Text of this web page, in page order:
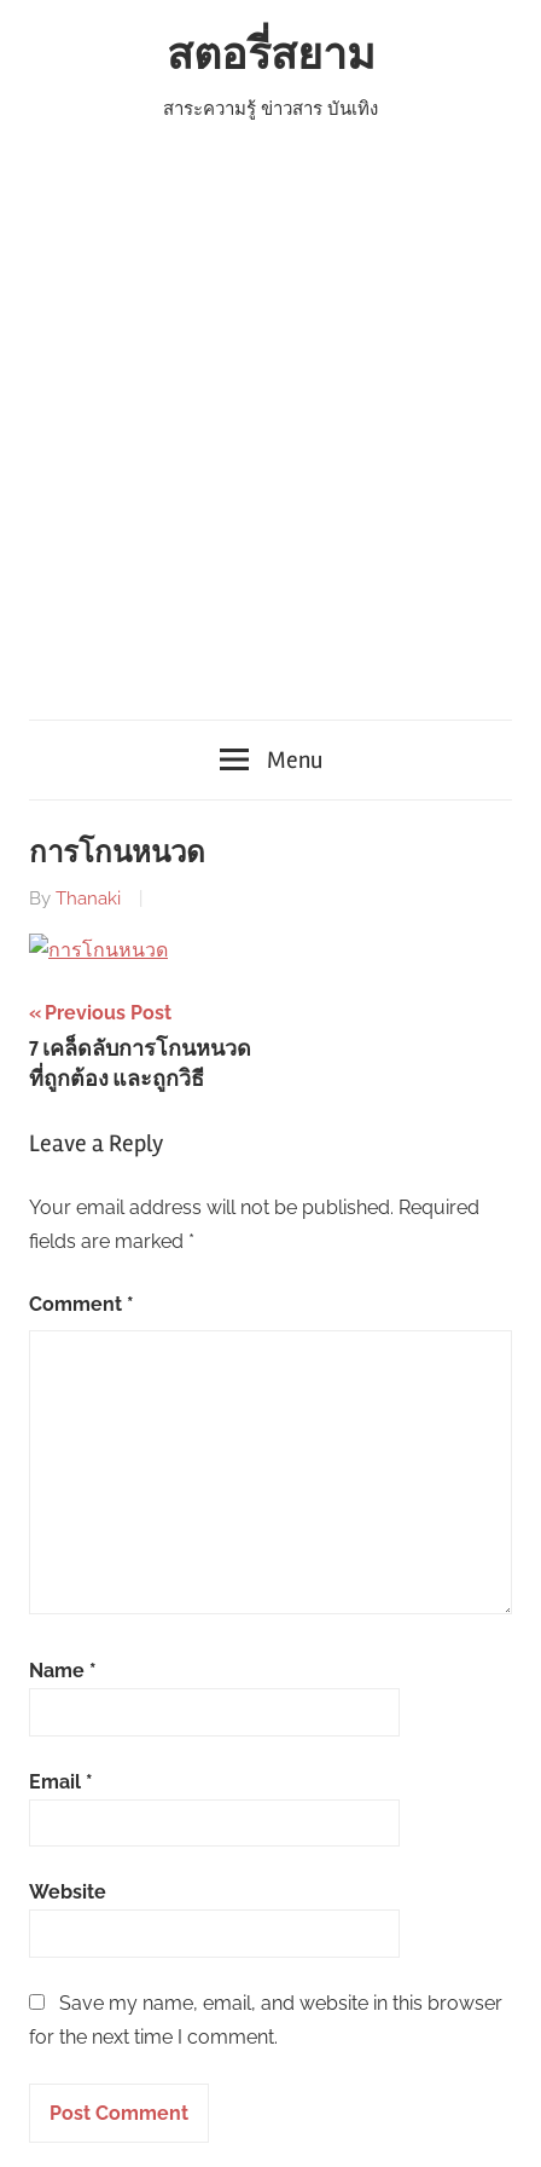
สตอรี่สยาม
สาระความรู้ ข่าวสาร บันเทิง
Menu
การโกนหนวด
By Thanaki
Post
navigation
Previous Post
7 เคล็ดลับการโกนหนวด
ที่ถูกต้อง และถูกวิธี
Leave a Reply
Your email address will not be published. Required
fields are marked *
Comment *
Name *
Email *
Website
Save my name, email, and website in this browser
for the next time I comment.